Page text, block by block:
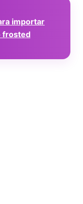
importar
frosted